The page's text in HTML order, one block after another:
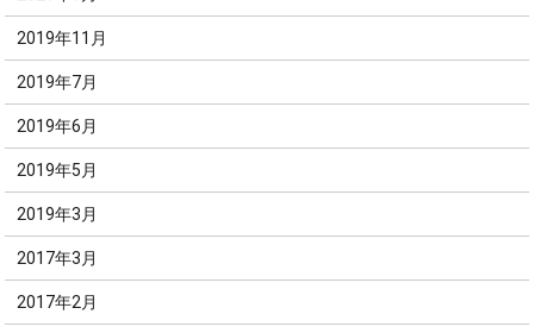
2019年11月
2019年7月
2019年6月
2019年5月
2019年3月
2017年3月
2017年2月